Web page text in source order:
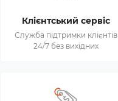
Клієнтський сервіс
Служба підтримки клієнтів
24/7 без вихідних